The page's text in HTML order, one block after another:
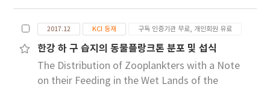
2017.12 KCI 등재 구독 인증기관 무료, 개인회원 유료
한강 하 구 습지의 동물플랑크톤 분포 및 섭식
The Distribution of Zooplankters with a Note
on their Feeding in the Wet Lands of the